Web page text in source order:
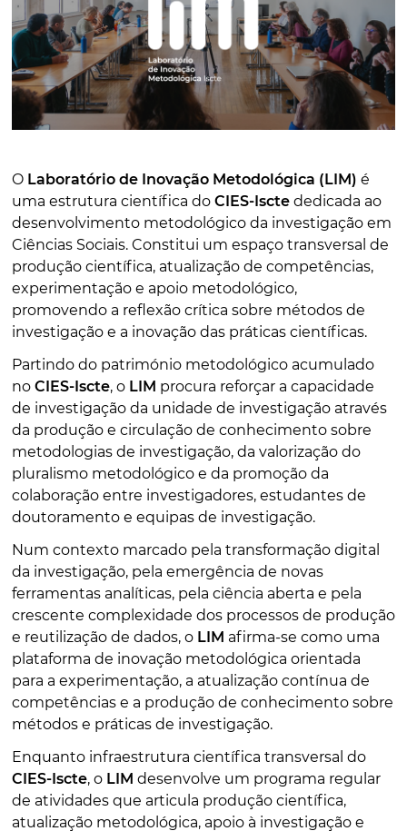
O Laboratório de Inovação Metodológica (LIM) é
uma estrutura científica do CIES-Isctededicada ao
desenvolvimento metodológico da investigação em
Ciências Sociais. Constitui um espaço transversal de
produção científica, atualização de competências,
experimentação e apoio metodológico,
promovendo a reflexão crítica sobre métodos de
investigação e a inovação das práticas científicas.
Partindo do património metodológico acumulado
no CIES-Iscte, oLIM procura reforçar a capacidade
de investigação da unidade de investigação através
da produção e circulação de conhecimento sobre
metodologias de investigação, da valorização do
pluralismo metodológico e da promoção da
colaboração entre investigadores, estudantes de
doutoramento e equipas de investigação.
Num contexto marcado pela transformação digital
da investigação, pela emergência de novas
ferramentas analíticas, pela ciência aberta e pela
crescente complexidade dos processos de produção
e reutilização de dados, oLIM afirma-se como uma
plataforma de inovação metodológica orientada
para a experimentação, a atualização contínua de
competências e a produção de conhecimento sobre
métodos e práticas de investigação.
Enquanto infraestrutura científica transversal do
CIES-Iscte, o LIM desenvolve um programa regular
de atividades que articula produção científica,
atualização metodológica, apoio à investigação e